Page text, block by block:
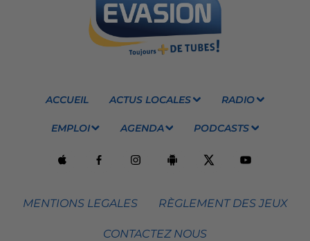
ACCUEIL ACTUS LOCALES RADIO
EMPLOI AGENDA PODCASTS
MENTIONS LEGALES RÈGLEMENT DES JEUX
CONTACTEZ NOUS